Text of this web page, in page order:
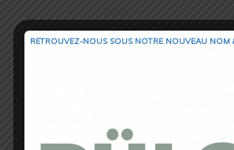
RETROUVEZ-NOUS SOUS NOTRE NOUVEAU NOM